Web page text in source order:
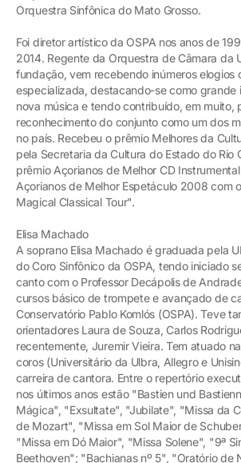
Orquestra Sinfônica do Mato Grosso.
Foi diretor artístico da OSPA nos anos de
2014. Regente da Orquestra de Câmara da
fundação, vem recebendo inúmeros elogios
especializada, destacando-se como grande
nova música e tendo contribuído, em muito,
reconhecimento do conjunto como um dos
no país. Recebeu o prêmio Melhores da
pela Secretaria da Cultura do Estado do Rio
prêmio Açorianos de Melhor CD
Açorianos de Melhor Espetáculo 2008 com
Magical Classical Tour".
Elisa Machado
A soprano Elisa Machado é graduada pela
do Coro Sinfônico da OSPA, tendo iniciado
canto com o Professor Decápolis de
cursos básico de trompete e avançado de
Conservatório Pablo Komlós (OSPA). Teve
orientadores Laura de Souza, Carlos
recentemente, Juremir Vieira. Tem atuado
coros (Universitário da Ulbra, Allegro e
carreira de cantora. Entre o repertório
nos últimos anos estão "Bastien und
Mágica", "Exsultate", "Jubilate", "Missa da
de Mozart", "Missa em Sol Maior de
"Missa em Dó Maior", "Missa Solene", "9ª
Beethoven"; "Bachianas nº 5", "Oratório de